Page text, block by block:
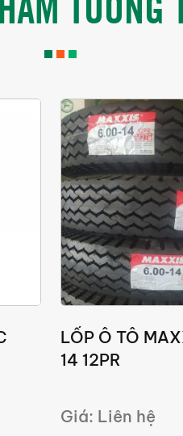
LỐP Ô TÔ
14 12PR
Giá: Liên hệ